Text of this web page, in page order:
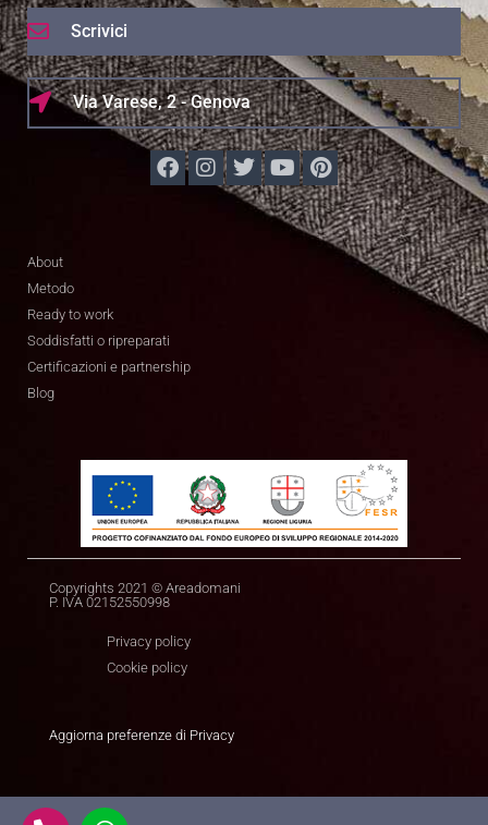
Scrivici
Via Varese, 2 - Genova
About
Metodo
Ready to work
Soddisfatti o ripreparati
Certificazioni e partnership
Blog
Copyrights 2021 © Areadomani
P. IVA 02152550998
Privacy policy
Cookie policy
Aggiorna preferenze di Privacy